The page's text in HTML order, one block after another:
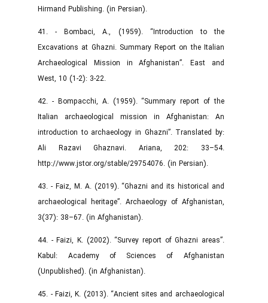
Hirmand Publishing. (in Persian).
41. - Bombaci, A., (1959). “Introduction to the
Excavations at Ghazni. Summary Report on the Italian
Archaeological Mission in Afghanistan”. East and
West, 10 (1-2): 3-22.
42. - Bompacchi, A. (1959). “Summary report of the
Italian archaeological mission in Afghanistan: An
introduction to archaeology in Ghazni”. Translated by:
Ali Razavi Ghaznavi. Ariana, 202: 33–54.
http://www.jstor.org/stable/29754076. (in Persian).
43. - Faiz, M. A. (2019). “Ghazni and its historical and
archaeological heritage”. Archaeology of Afghanistan,
3(37): 38–67. (in Afghanistan).
44. - Faizi, K. (2002). “Survey report of Ghazni areas”.
Kabul: Academy of Sciences of Afghanistan
(Unpublished). (in Afghanistan).
45. - Faizi, K. (2013). “Ancient sites and archaeological